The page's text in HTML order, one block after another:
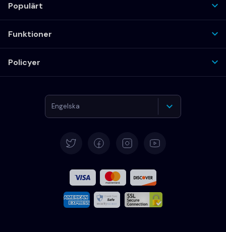
Populärt
Funktioner
Policyer
Engelska
Français
Italiano